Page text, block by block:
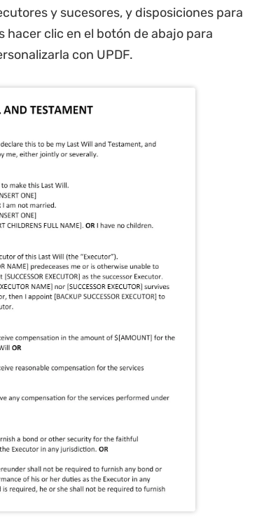
y sucesores, y disposiciones para
hacer clic en el botón de abajo para
con UPDF.